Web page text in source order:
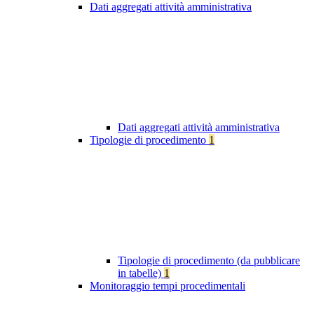
Dati aggregati attività amministrativa
Dati aggregati attività amministrativa
Tipologie di procedimento 1
Tipologie di procedimento (da pubblicare
in tabelle) 1
Monitoraggio tempi procedimentali